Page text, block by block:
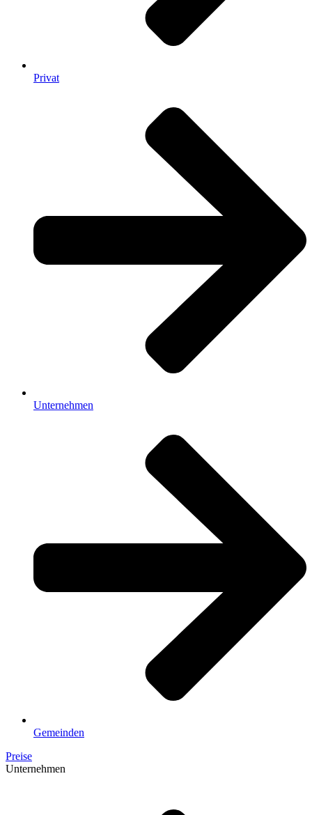
Privat
Unternehmen
Gemeinden
Preise
Unternehmen